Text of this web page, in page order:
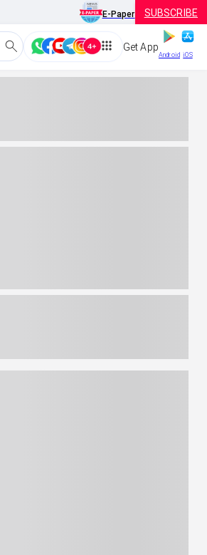
E-Paper SUBSCRIBE
Get App
Android iOS